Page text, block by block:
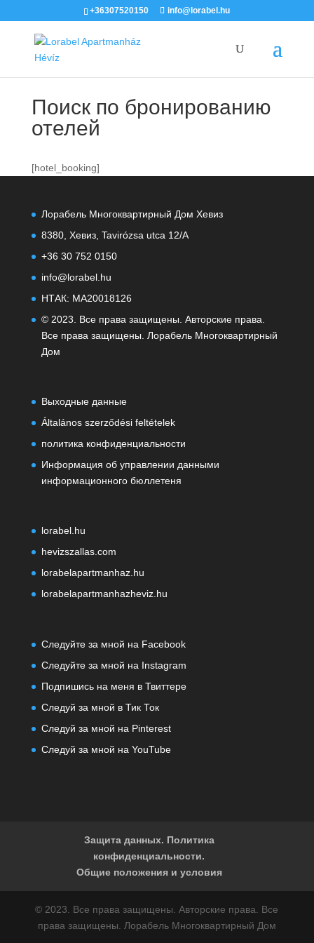
+36307520150 info@lorabel.hu
Поиск по бронированию
отелей
[hotel_booking]
Лорабель Многоквартирный Дом Хевиз
8380, Хевиз, Tavirózsa utca 12/A
+36 30 752 0150
info@lorabel.hu
НТАК: MA20018126
© 2023. Все права защищены. Авторские права.
Все права защищены. Лорабель Многоквартирный
Дом
Выходные данные
Általános szerződési feltételek
политика конфиденциальности
Информация об управлении данными
информационного бюллетеня
lorabel.hu
hevizszallas.com
lorabelapartmanhaz.hu
lorabelapartmanhazheviz.hu
Следуйте за мной на Facebook
Следуйте за мной на Instagram
Подпишись на меня в Твиттере
Следуй за мной в Тик Ток
Следуй за мной на Pinterest
Следуй за мной на YouTube
Защита данных. Политика
конфиденциальности.
Общие положения и условия
© 2023. Все права защищены. Авторские права. Все
права защищены. Лорабель Многоквартирный Дом